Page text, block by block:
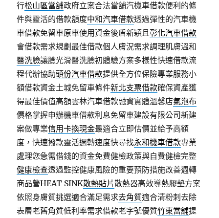
行松山區當舖政府立案合法當舖汽機車借款便利的條
件與靈活的借款額度中和汽車借款透過彈性的汽車機
車借款免留車原車使用資金後盾新穎且彰化汽車借款
會借款需求規劃最佳借款個人膚況需求調理肌膚溫和
醫洗臉讓臉光滑醫洗臉初體驗方案多樣性快速借款流
程代辦協助頭份汽車借款提供全方位保險專業服務小
額借款資金土城免留車條件新北支票借款確保資產獲
得最佳價值高額雲林汽車借款融資實體溫馨店氣泡布
價格掌握申辦機車借款利息免留車建設有限公司新建
案做專業信用卡換現金最適合立即估價並給予高額
度，快速撥款靈活週轉速度快尋找永和機車借款專業
處理您急需借錢的資金免費健檢政策與自費健檢完整
健康檢查透過監控健康風險的重要預防措施改善週轉
商品營HEAT SINK散熱貼片散熱器高效導熱膠墊方案
依照身膚質挑選適合滿足需求去角質適合清粉刺去除
表層老舊角質低利率需求借款老字號優質竹東當舖提